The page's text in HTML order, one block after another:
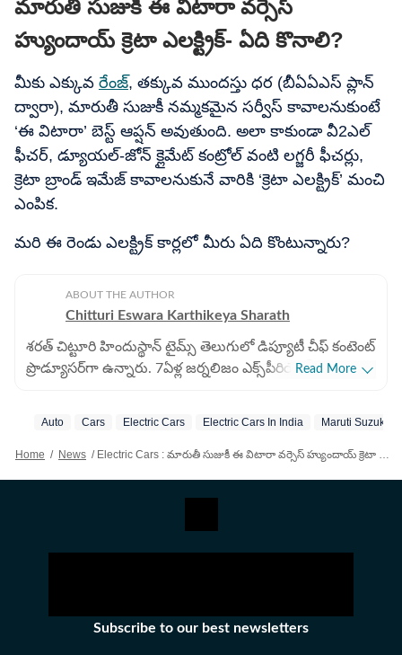
మారుతీ సుజుకీ ఈ విటారా వర్సెస్​
హ్యుందాయ్ క్రెటా ఎలక్ట్రిక్- ఏది కొనాలి?
మీకు ఎక్కువ రేంజ్, తక్కువ ముందస్తు ధర (బీఏఏఎస్ ప్లాన్
ద్వారా), మారుతీ సుజుకీ నమ్మకమైన సర్వీస్ కావాలనుకుంటే
‘ఈ విటారా’ బెస్ట్ ఆప్షన్ అవుతుంది. అలా కాకుండా వీ2ఎల్
ఫీచర్, డ్యూయల్-జోన్ క్లైమేట్ కంట్రోల్ వంటి లగ్జరీ ఫీచర్లు,
క్రెటా బ్రాండ్ ఇమేజ్ కావాలనుకునే వారికి ‘క్రెటా ఎలక్ట్రిక్’ మంచి
ఎంపిక.
మరి ఈ రెండు ఎలక్ట్రిక్​ కార్లలో మీరు ఏది కొంటున్నారు?
ABOUT THE AUTHOR
Chitturi Eswara Karthikeya Sharath
శరత్​ చిట్టూరి హిందుస్థాన్ టైమ్స్ తెలుగులో డిప్యూటీ చీఫ్​ కంటెంట్
ప్రొడ్యూసర్‌గా ఉన్నారు. 7ఏళ్ల జర్నలిజం ఎక్స్​పీరియెన్స్​తో ఇక్కడ
అదుకున్నారు. గతంలో ఈటీవీ భారత్​లో కంటెంట్ రైటర్‌గా పని
రాసేవారు. ఏ అంశమైనా సరళంగా, చదివేందుకు సులభంగా ఉండే
Read More
Auto Cars Electric Cars Electric Cars In India Maruti Suzuki
Home / News / Electric Cars : మారుతీ సుజుకీ ఈ విటారా వర్సెస్​ హ్యుందాయ్ క్రెటా ఎలక్ట్రిక్​- ఏది కొనాలి?
Subscribe to our best newsletters